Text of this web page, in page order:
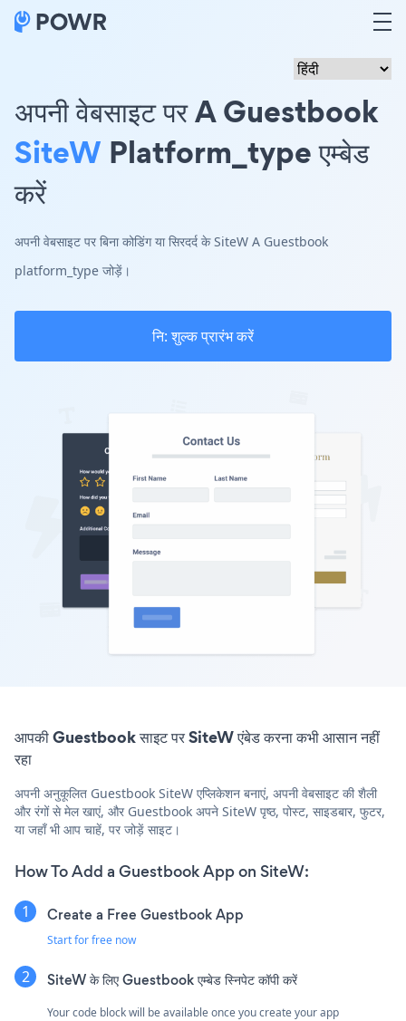
अपनी वेबसाइट पर A Guestbook
SiteW Platform_type एम्बेड
करें
अपनी वेबसाइट पर बिना कोडिंग या सिरदर्द के SiteW A Guestbook
platform_type जोड़ें।
नि: शुल्क प्रारंभ करें
आपकी Guestbook साइट पर SiteW एंबेड करना कभी आसान नहीं
रहा
अपनी अनुकूलित Guestbook SiteW एप्लिकेशन बनाएं, अपनी वेबसाइट की शैली
और रंगों से मेल खाएं, और Guestbook अपने SiteW पृष्ठ, पोस्ट, साइडबार, फुटर,
या जहाँ भी आप चाहें, पर जोड़ें साइट।
How To Add a Guestbook App on SiteW:
Create a Free Guestbook App
Start for free now
SiteW के लिए Guestbook एम्बेड स्निपेट कॉपी करें
Your code block will be available once you create your app